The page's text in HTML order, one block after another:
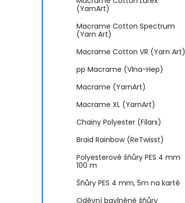
(YarnArt)
Macrame Cotton Spectrum
(Yarn Art)
Macrame Cotton VR (Yarn Art)
pp Macrame (Vlna-Hep)
Macrame (YarnArt)
Macrame XL (YarnArt)
Chainy Polyester (Filars)
Braid Rainbow (ReTwisst)
Polyesterové šňůry PES 4 mm
100 m
Šňůry PES 4 mm, 5m na kartě
Oděvní bavlněné šňůry